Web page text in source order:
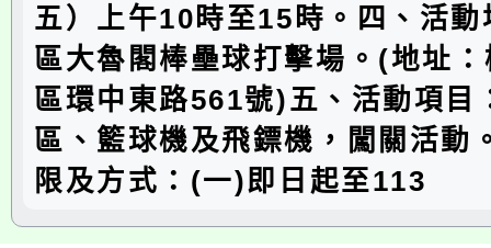
五）上午10時至15時。四、活動
區大魯閣棒壘球打擊場。(地址
區環中東路561號)五、活動項目
區、籃球機及飛鏢機，闖關活動
限及方式：(一)即日起至113